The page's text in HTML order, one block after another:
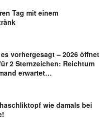
Tag mit einem
vorhergesagt – 2026 öffnet
2 Sternzeichen: Reichtum
erwartet…
wie damals bei